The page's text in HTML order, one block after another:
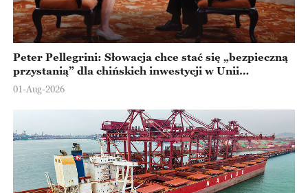
Peter Pellegrini: Słowacja chce stać się „bezpieczną
przystanią” dla chińskich inwestycji w Unii
Europejskiej
01-Aug-2026